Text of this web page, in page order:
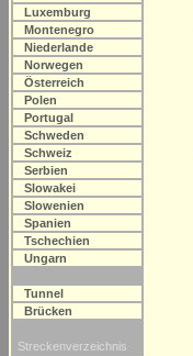
Luxemburg
Montenegro
Niederlande
Norwegen
Österreich
Polen
Portugal
Schweden
Schweiz
Serbien
Slowakei
Slowenien
Spanien
Tschechien
Ungarn
Tunnel
Brücken
Streckenverzeichnis